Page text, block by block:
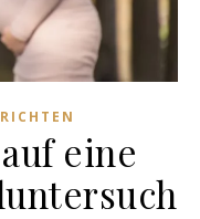
eine